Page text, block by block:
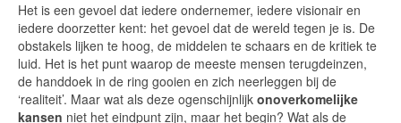
Het is een gevoel dat iedere ondernemer, iedere visionair en
iedere doorzetter kent: het gevoel dat de wereld tegen je is. De
obstakels lijken te hoog, de middelen te schaars en de kritiek te
luid. Het is het punt waarop de meeste mensen terugdeinzen,
de handdoek in de ring gooien en zich neerleggen bij de
‘realiteit’. Maar wat als deze ogenschijnlijk onoverkomelijke
kansen niet het eindpunt zijn, maar het begin? Wat als de